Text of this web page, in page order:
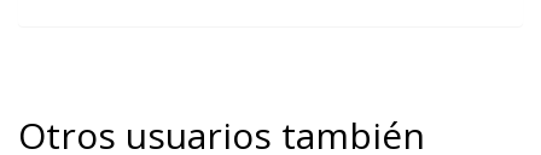
Otros usuarios también